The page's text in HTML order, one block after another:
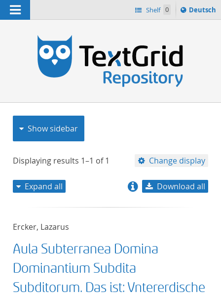
Navigation Shelf 0
Sprache
ï¿½ndern
Deutsch
Show sidebar
Displaying results 1–1 of1 Change display
title descending
format ascending
Expand all Download all
Ercker, Lazarus
Aula Subterranea Domina
Dominantium Subdita
Subditorum. Das ist: Vntererdische